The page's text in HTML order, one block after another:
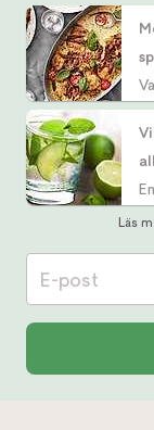
Läs
E-post